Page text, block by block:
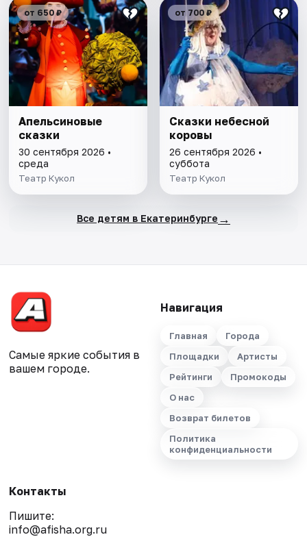
от 650 ₽
Апельсиновые
сказки
30 сентября 2026 •
среда
Театр Кукол
от 700 ₽
Сказки небесной
коровы
26 сентября 2026 •
суббота
Театр Кукол
Все детям в Екатеринбурге →
Самые яркие события в
вашем городе.
Навигация
Главная
Города
Площадки
Артисты
Рейтинги
Промокоды
О нас
Возврат билетов
Политика
конфиденциальности
Контакты
Пишите:
info@afisha.org.ru